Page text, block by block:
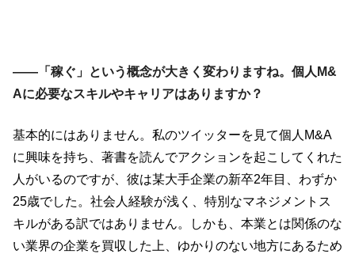
――「稼ぐ」という概念が大きく変わりますね。個人M&
Aに必要なスキルやキャリアはありますか？
基本的にはありません。私のツイッターを見て個人M&A
に興味を持ち、著書を読んでアクションを起こしてくれた
人がいるのですが、彼は某大手企業の新卒2年目、わずか
25歳でした。社会人経験が浅く、特別なマネジメントス
キルがある訳ではありません。しかも、本業とは関係のな
い業界の企業を買収した上、ゆかりのない地方にあるため